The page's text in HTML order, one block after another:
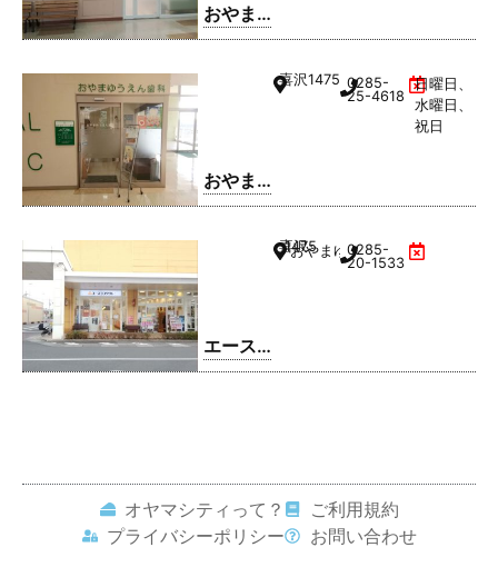
おやま
ゆうえ
おやま
ゆうえ
喜沢1475 0285-
25-4618
日曜日、
水曜日、
祝日
エース
コンタ
店
喜沢
1475
おやまゆうえんハーヴェストウ
0285-
20-1533
オヤマシティって？
ご利用規約
プライバシーポリシー
お問い合わせ